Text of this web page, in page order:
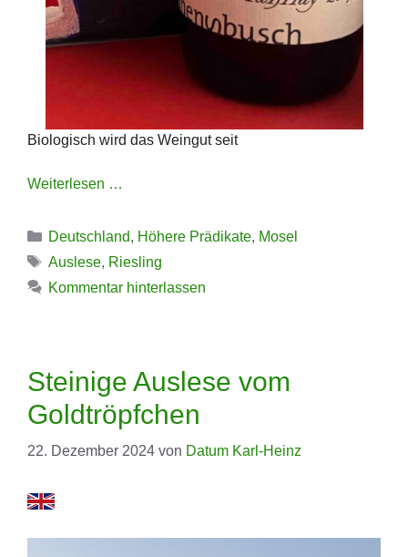
Biologisch wird das Weingut seit
Weiterlesen …
Kategorien
Deutschland, Höhere Prädikate, Mosel
Schlagwörter
Auslese, Riesling
Kommentar hinterlassen
Steinige Auslese vom
Goldtröpfchen
22. Dezember 2024 von Datum Karl-Heinz